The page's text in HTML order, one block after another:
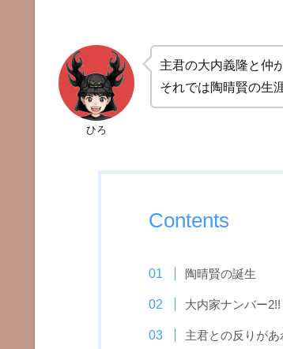
ひろ
主君の大内義隆と仲
それでは陶晴賢の生
Contents
陶晴賢の誕生
大内家ナンバー2!!
主君との反りがあ